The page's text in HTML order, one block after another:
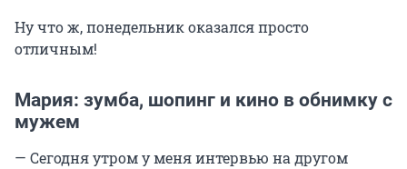
Ну что ж, понедельник оказался просто
отличным!
Мария: зумба, шопинг и кино в обнимку с
мужем
— Сегодня утром у меня интервью на другом